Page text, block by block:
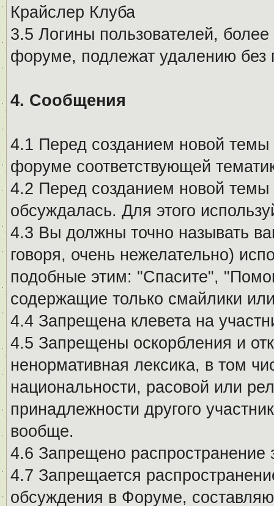
Крайслер Клуба
3.5 Логины пользователей,
форуме, подлежат удалению без
4. Сообщения
4.1 Перед созданием новой темы
форуме соответствующей
4.2 Перед созданием новой
обсуждалась. Для этого
4.3 Вы должны точно называть
говоря, очень нежелательно)
подобные этим: "Спасите",
содержащие только смайлики
4.4 Запрещена клевета на
4.5 Запрещены оскорбления и
ненормативная лексика, в том
национальности, расовой или
принадлежности другого
вообще.
4.6 Запрещено
4.7 Запрещается
обсуждения в Форуме,